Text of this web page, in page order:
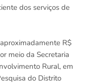
dos serviços de
R$
meio da Secretaria
Rural, em
do Distrito